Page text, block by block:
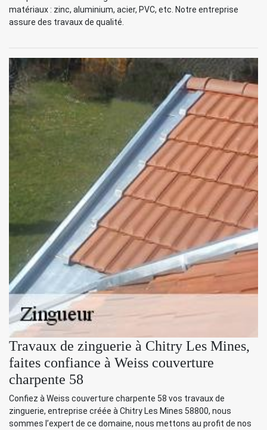
matériaux : zinc, aluminium, acier, PVC, etc. Notre entreprise
assure des travaux de qualité.
Travaux de zinguerie à Chitry Les Mines,
faites confiance à Weiss couverture
charpente 58
Confiez à Weiss couverture charpente 58 vos travaux de
zinguerie, entreprise créée à Chitry Les Mines 58800, nous
sommes l’expert de ce domaine, nous mettons au profit de nos